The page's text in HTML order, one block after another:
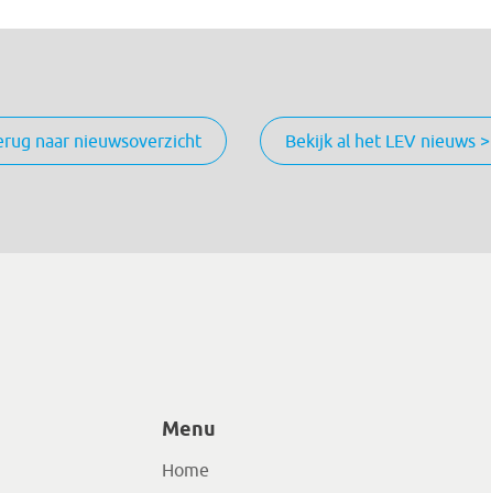
naar nieuwsoverzicht Bekijk al het LEV nieuws >
Menu
Home